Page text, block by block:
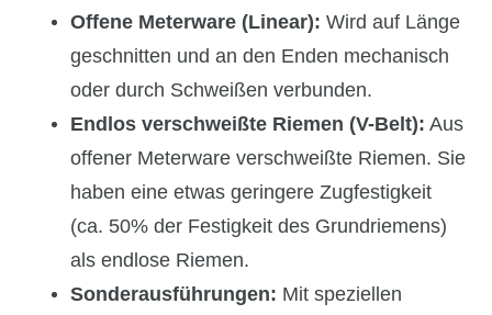
Offene Meterware (Linear): Wird auf Länge
geschnitten und an den Enden mechanisch
oder durch Schweißen verbunden.
Endlos verschweißte Riemen (V-Belt): Aus
offener Meterware verschweißte Riemen. Sie
haben eine etwas geringere Zugfestigkeit
(ca. 50% der Festigkeit des Grundriemens)
als endlose Riemen.
Sonderausführungen: Mit speziellen